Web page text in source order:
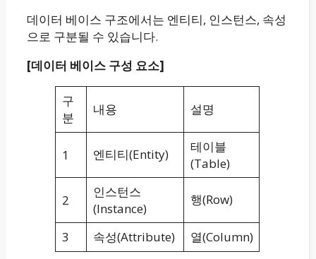
데이터 베이스 구조에서는 엔티티, 인스턴스, 속성
으로 구분될 수 있습니다.
[데이터 베이스 구성 요소]
구
분
내용 설명
1 엔티티(Entity)
테이블
(Table)
2
인스턴스
(Instance)
행(Row)
3 속성(Attribute) 열(Column)